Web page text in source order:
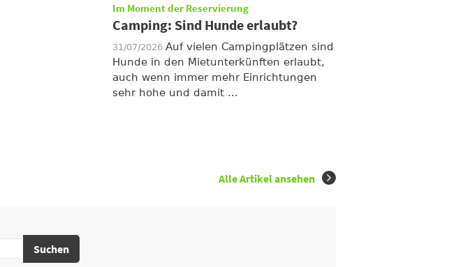
Im Moment der Reservierung
Camping: Sind Hunde erlaubt?
31/07/2026 Auf vielen Campingplätzen sind
Hunde in den Mietunterkünften erlaubt,
auch wenn immer mehr Einrichtungen
sehr hohe und damit ...
Alle Artikel ansehen
Suchen